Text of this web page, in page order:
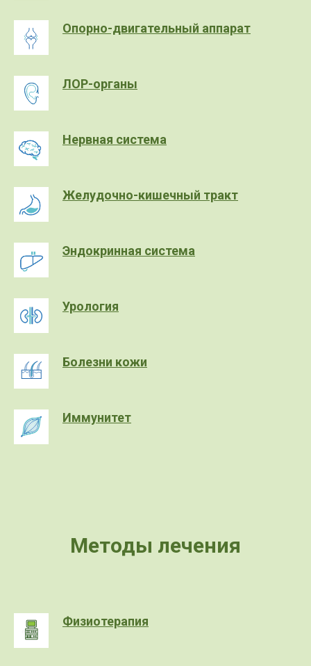
Опорно-двигательный аппарат
ЛОР-органы
Нервная система
Желудочно-кишечный тракт
Эндокринная система
Урология
Болезни кожи
Иммунитет
Методы лечения
Физиотерапия